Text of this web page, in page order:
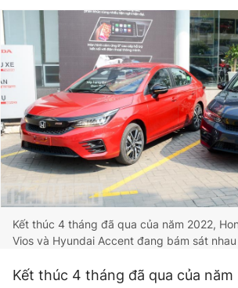
Kết thúc 4 tháng đã qua của năm 2022,
Vios và Hyundai Accent đang bám sát
Kết thúc 4 tháng đã qua của năm